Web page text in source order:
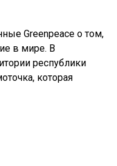
Greenpeace о том,
в мире. В
республики
которая